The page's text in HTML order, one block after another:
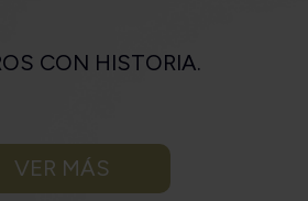
CON HISTORIA.
VER MÁS